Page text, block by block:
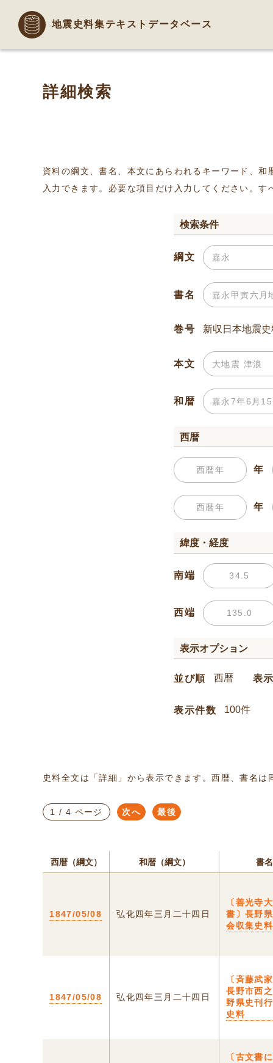
地震史料集テキストデータベース
詳細検索
資料の綱文、書名、本文にあらわれるキーワード、
入力できます。必要な項目だけ入力してください。
検索条件
綱文
書名
巻号
本文
和暦
西暦
年
年
緯度・経度
南端
西端
表示オプション
並び順 表
表示件数
史料全文は「詳細」から表示できます。西暦、書名
1 / 4 ページ 次へ 最後
西暦（綱文） 和暦（綱文） 書名
1847/05/08 弘化四年三月二十四日
〔善光寺
書〕長野
会収集史料
1847/05/08 弘化四年三月二十四日
〔斉藤武
長野市西
野県史刊
史料
〔古文書